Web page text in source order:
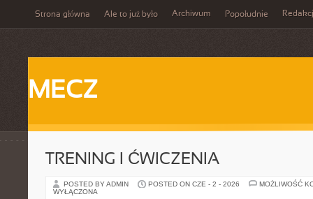
Strona główna Ale to już było Archiwum Popołudnie
MECZ
TRENING I ĆWICZENIA
POSTED BY ADMIN POSTED ON CZE - 2 - 2026
MOŻLIWOŚĆ
WYŁĄCZONA